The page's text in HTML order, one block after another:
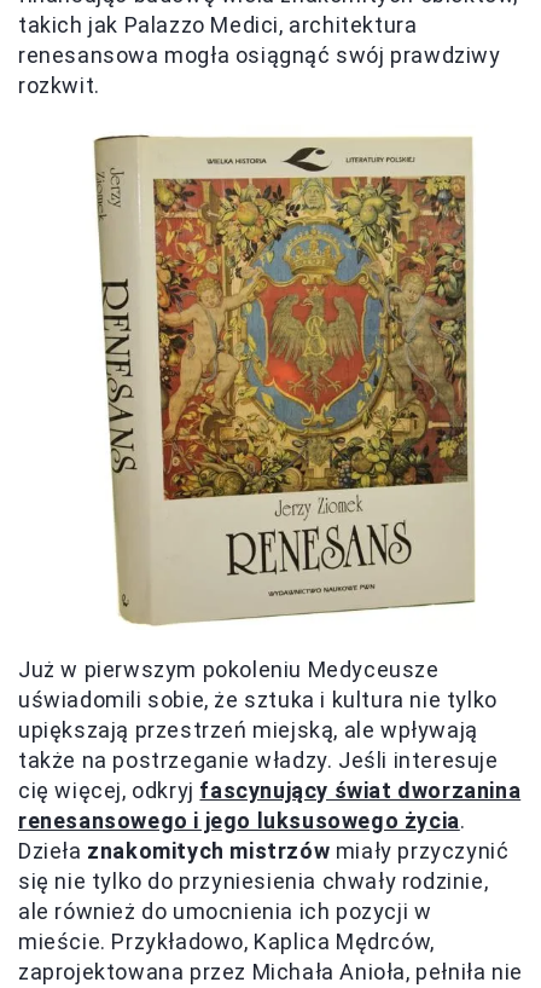
takich jak Palazzo Medici, architektura
renesansowa mogła osiągnąć swój prawdziwy
rozkwit.
Już w pierwszym pokoleniu Medyceusze
uświadomili sobie, że sztuka i kultura nie tylko
upiększają przestrzeń miejską, ale wpływają
także na postrzeganie władzy. Jeśli interesuje
cię więcej, odkryj fascynujący świat dworzanina
renesansowego i jego luksusowego życia.
Dzieła znakomitych mistrzów miały przyczynić
się nie tylko do przyniesienia chwały rodzinie,
ale również do umocnienia ich pozycji w
mieście. Przykładowo, Kaplica Mędrców,
zaprojektowana przez Michała Anioła, pełniła nie